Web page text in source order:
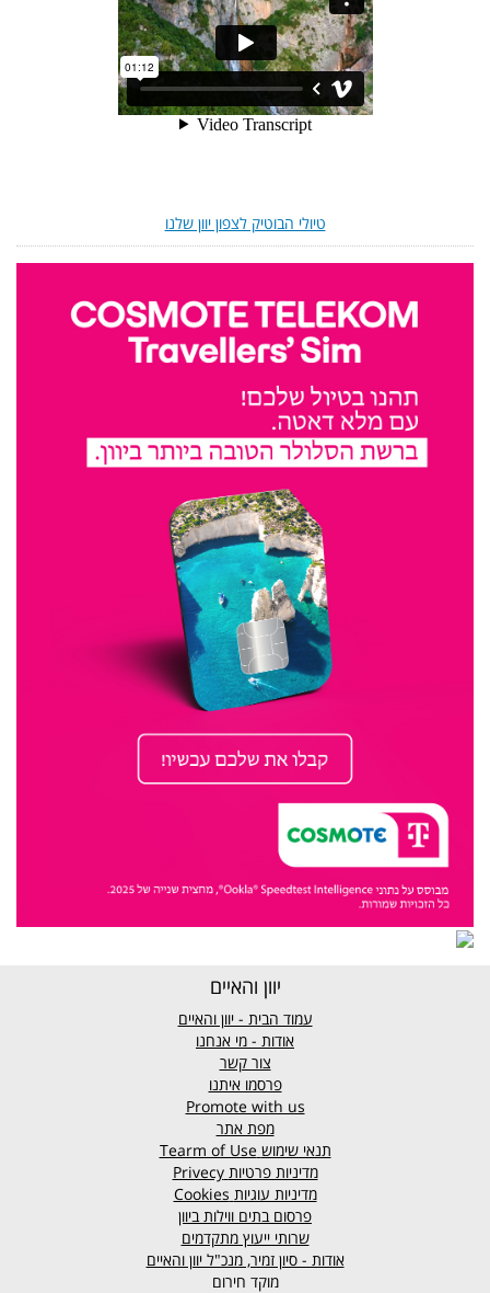
טיולי הבוטיק לצפון יוון שלנו
יוון והאיים
עמוד הבית - יוון והאיים
אודות - מי אנחנו
צור קשר
פרסמו איתנו
Promote with us
מפת אתר
תנאי שימוש
מדיניות פרטיות Privecy
מדיניות עוגיות Cookies
פרסום בתים ווילות ביוון
שרותי ייעוץ מתקדמים
אודות - סיון זמיר, מנכ"ל יוון והאיים
מוקד חירום